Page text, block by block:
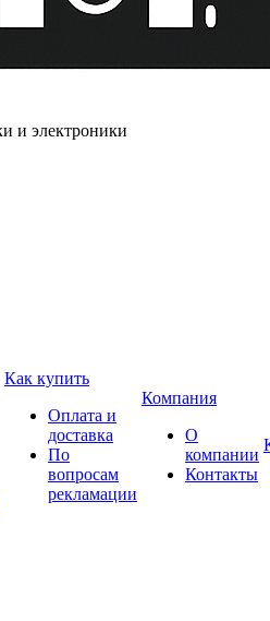
и электроники
Как купить
Оплата и
доставка
По
вопросам
рекламации
Компания
О
компании
Контакты